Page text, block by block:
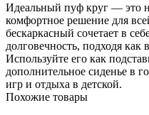
Идеальный пуф круг — это
комфортное решение для
бескаркасный сочетает в
долговечность, подходя как
Используйте его как
дополнительное сиденье в
игр и отдыха в детской.
Похожие товары